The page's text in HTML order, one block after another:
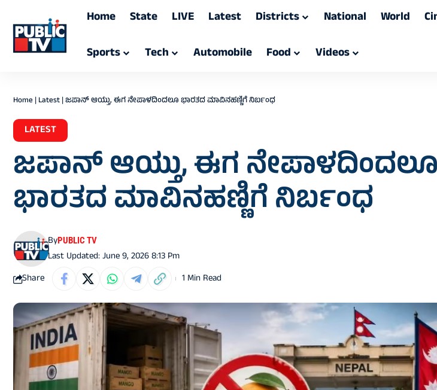
Home State LIVE Latest Districts National World
Sports
Tech Automobile Food Videos
Home |Latest|ಜಪಾನ್ ಆಯ್ತು, ಈಗ ನೇಪಾಳದಿಂದಲೂ ಭಾರತದ ಮಾವಿನಹಣ್ಣಿಗೆ ನಿರ್ಬಂಧ
LATEST
ಜಪಾನ್ ಆಯ್ತು, ಈಗ ನೇಪಾಳದಿಂದಲೂ
ಭಾರತದ ಮಾವಿನಹಣ್ಣಿಗೆ ನಿರ್ಬಂಧ
Last Updated: June 9, 2026 8:13 Pm
ByPUBLIC TV
Share 1 Min Read